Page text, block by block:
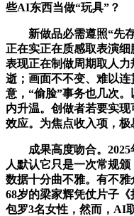
些AI东西当做“玩具”？
新做品必需遵照“先存
正在实正在质感取表演
表现正在制做周期取人
逝；画面不不变、难以
意，“偷脸”事务也几次
内升温。创做者若要实
效应。为焦点收入项，极
成果高度吻合。2025
人默认它只是一次常规颁
数据十分曲不雅。有不雅
68岁的梁家辉凭仗片子《
包罗3名女性，然而，AI